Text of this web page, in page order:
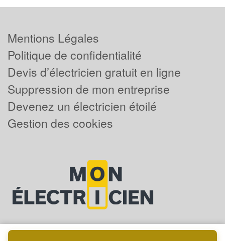
Mentions Légales
Politique de confidentialité
Devis d’électricien gratuit en ligne
Suppression de mon entreprise
Devenez un électricien étoilé
Gestion des cookies